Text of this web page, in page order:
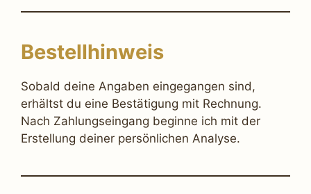
Bestellhinweis
Sobald deine Angaben eingegangen sind,
erhältst du eine Bestätigung mit Rechnung.
Nach Zahlungseingang beginne ich mit der
Erstellung deiner persönlichen Analyse.